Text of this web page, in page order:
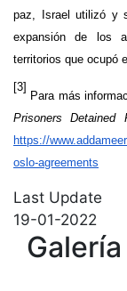
paz, Israel utilizó y
expansión de los
territorios que ocupó
[3]
Para más
Prisoners
https://
oslo-agreements
Last Update
19-01-2022